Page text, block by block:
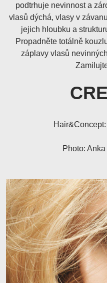
podtrhuje nevinnost a
vlasů dýchá, vlasy v
jejich hloubku a
Propadněte totálně
záplavy vlasů
Photo: